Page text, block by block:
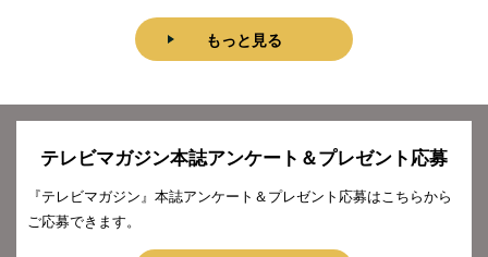
もっと見る
テレビマガジン本誌アンケート＆プレゼント応募
『テレビマガジン』本誌アンケート＆プレゼント応募はこちらから
ご応募できます。